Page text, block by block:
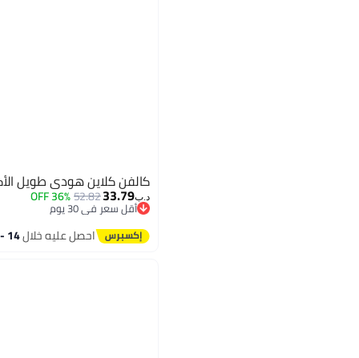
2
كالفن كلاين هودي طويل
د.ب‏33.79
52.82
36% OFF
أقل سعر في 30 يوم
أقل سعر في 30 يوم
احصل عليه خلال14 - 15 اغسطس